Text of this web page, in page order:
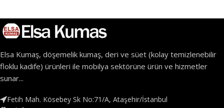
Elsa Kumaş, döşemelik kumaş, deri ve süet (kolay temizlenebilir
floklu kadife) ürünleri ile mobilya sektörüne ürün ve hizmetler
sunar...
Fetih Mah. Kösebey Sk No:71/A, Ataşehir/İstanbul